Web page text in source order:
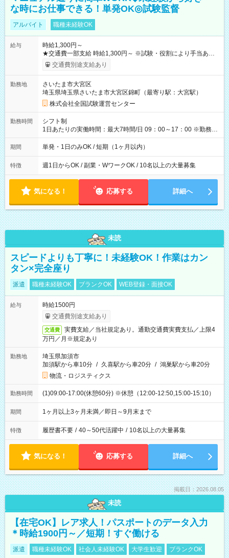
な時にお仕事できる！単発OK◎試験監督
アルバイト 職種未経験OK
給与
時給1,300円～
★交通費一部支給 時給1,300円～ ※試験・役割により手当あり
※勤務回数により昇給あり 【即給（前払い）オプションあ
り！】 希望される場合、勤務から1週間ほどで給与の一部を受け
例】 ・河合塾模擬試験 8:30～17:30（休憩1時間） 時給1,300円
×8時間＝日収10,400円＋交通費 ※当日の役割により時給＋100
円の場合あり ・国家試験 7:00～13:30（休憩なし） 時給1,300
円（役割手当＋100円）×6時間＝日収8,400円＋交通費 【試用期
間】試用期間なし
交通費別途支給あり
勤務地
さいたま市大宮区
埼玉県埼玉県さいたま市大宮区錦町（最寄り駅：大宮駅）
株式会社全国試験運営センター
勤務時間
シフト制
1日あたりの実働時間：最大7時間/日 09：00～17：00 ※勤務時
間は 試験により異なります。
期間 単発・1日のみOK / 短期（1ヶ月以内）
特徴 週1日からOK / 副業・WワークOK / 10名以上の大量募集
気になる！ 応募する 詳細へ
未読
スピードよりも丁寧に！未経験OK！作業はカン
タン×完全座り
派遣 職種未経験OK ブランクOK WEB登録・面接OK
給与
時給1500円
交通費別途支給あり
交通費
実費支給／当社規定あり。通勤交通費実費支払／上限4
万円／月※規定あり
勤務地
埼玉県加須市
加須駅から車10分 / 久喜駅から車20分 / 鴻巣駅から車20分
物流・ロジスティクス
勤務時間 (1)09:00-17:00(休憩60分) ※休憩（12:00-12:50,15:00-15:10）
期間 1ヶ月以上3ヶ月未満／即日～9月末まで
特徴 履歴書不要 / 40～50代活躍中 / 10名以上の大量募集
気になる！ 応募する 詳細へ
掲載日：2026.08.05
未読
【在宅OK】レア求人！パスポートのデータ入力
＊時給1900円～／短期！すぐ働ける
派遣 職種未経験OK 社会人未経験OK 大学生歓迎 ブランクOK